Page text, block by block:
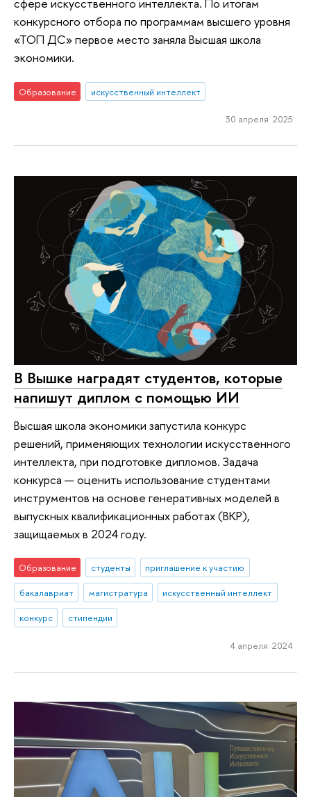
конкурсного отбора по программам высшего уровня
«ТОП ДС» первое место заняла Высшая школа
экономики.
Образование искусственный интеллект
30 апреля 2025
В Вышке наградят студентов, которые
напишут диплом с помощью ИИ
Высшая школа экономики запустила конкурс
решений, применяющих технологии искусственного
интеллекта, при подготовке дипломов. Задача
конкурса — оценить использование студентами
инструментов на основе генеративных моделей в
выпускных квалификационных работах (ВКР),
защищаемых в 2024 году.
Образование студенты
приглашение к участию
бакалавриат
магистратура
искусственный интеллект
конкурс
стипендии
4 апреля 2024